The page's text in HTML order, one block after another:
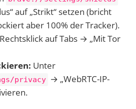
auf „Strikt“ setzen (bricht
aber 100% der Tracker).
Rechtsklick auf Tabs → „Mit Tor
Unter
privacy → „WebRTC-IP-